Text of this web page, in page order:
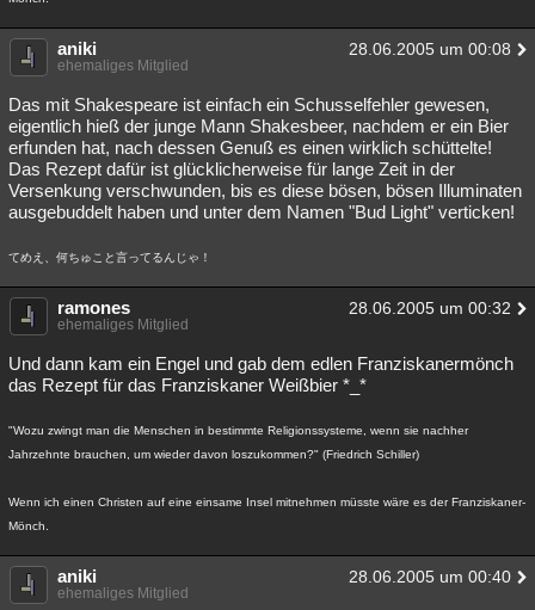
aniki 28.06.2005 um 00:08
ehemaliges Mitglied
Das mit Shakespeare ist einfach ein Schusselfehler gewesen,
eigentlich hieß der junge Mann Shakesbeer, nachdem er ein Bier
erfunden hat, nach dessen Genuß es einen wirklich schüttelte!
Das Rezept dafür ist glücklicherweise für lange Zeit in der
Versenkung verschwunden, bis es diese bösen, bösen Illuminaten
ausgebuddelt haben und unter dem Namen "Bud Light" verticken!
てめえ、何ちゅこと言ってるんじゃ！
ramones 28.06.2005 um 00:32
ehemaliges Mitglied
Und dann kam ein Engel und gab dem edlen Franziskanermönch
das Rezept für das Franziskaner Weißbier *_*
"Wozu zwingt man die Menschen in bestimmte Religionssysteme, wenn sie nachher
Jahrzehnte brauchen, um wieder davon loszukommen?" (Friedrich Schiller)
Wenn ich einen Christen auf eine einsame Insel mitnehmen müsste wäre es der Franziskaner-
Mönch.
aniki 28.06.2005 um 00:40
ehemaliges Mitglied